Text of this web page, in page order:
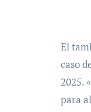
El
caso
2025.
para